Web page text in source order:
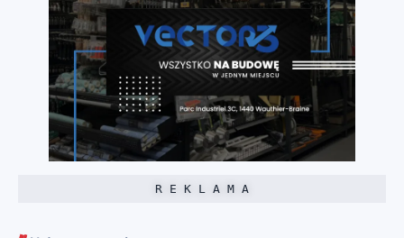
R E K L A M A